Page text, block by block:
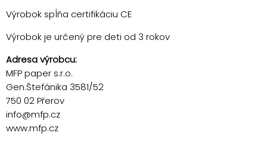
Výrobok spĺňa certifikáciu CE
Výrobok je určený pre deti od 3 rokov
Adresa výrobcu:
MFP paper s.r.o.
Gen.Štefánika 3581/52
750 02 Přerov
info@mfp.cz
www.mfp.cz